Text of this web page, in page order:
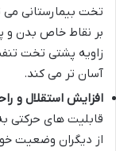
تخت بیمارستانی
بر نقاط خاص بدن و
زاویه پشتی تخت
آسان تر می کند.
افزایش استقلال و
قابلیت های حرکتی
از دیگران وضعیت